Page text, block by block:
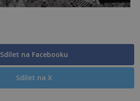
Sdílet na Facebooku
Sdílet na X